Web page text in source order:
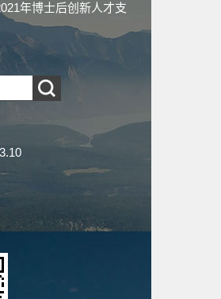
年博士后创新人才支
3.10